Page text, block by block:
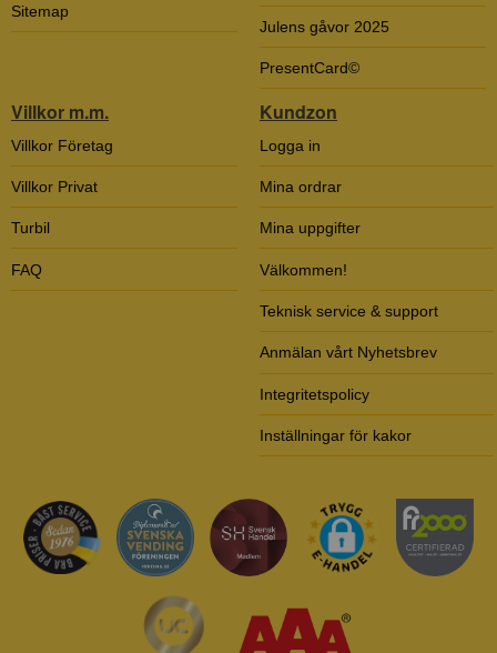
Sitemap
Julens gåvor 2025
PresentCard©
Villkor m.m.
Villkor Företag
Villkor Privat
Turbil
FAQ
Kundzon
Logga in
Mina ordrar
Mina uppgifter
Välkommen!
Teknisk service & support
Anmälan vårt Nyhetsbrev
Integritetspolicy
Inställningar för kakor